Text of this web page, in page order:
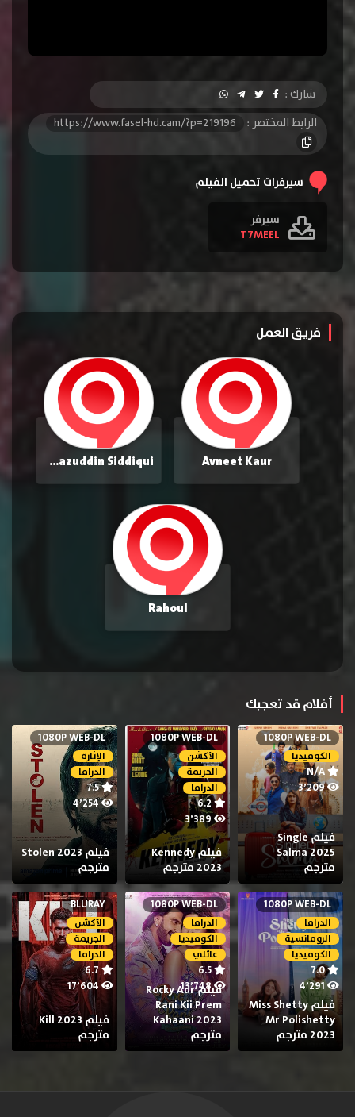
شارك :
الرابط المختصر :
https://www.fasel-hd.cam/?p=219196
سيرفرات تحميل الفيلم
سيرفر
T7MEEL
فريق العمل
Avneet Kaur
Nawazuddin Siddiqui
Rahoul
أفلام قد تعجبك
1080P WEB-DL
الكوميديا
3٬209
فيلم Single
Salma 2025
مترجم
1080P WEB-DL
الأكشن
الجريمة
الدراما
6.2
3٬389
فيلم Kennedy
2023 مترجم
1080P WEB-DL
الإثارة
الدراما
7.5
4٬254
فيلم Stolen 2023
مترجم
1080P WEB-DL
الدراما
الرومانسية
الكوميديا
7.0
4٬291
فيلم Miss Shetty
Mr Polishetty
2023 مترجم
1080P WEB-DL
الدراما
الكوميديا
عائلي
6.5
13٬748
فيلم Rocky Aur
Rani Kii Prem
Kahaani 2023
مترجم
BLURAY
الأكشن
الجريمة
الدراما
6.7
17٬604
فيلم Kill 2023
مترجم